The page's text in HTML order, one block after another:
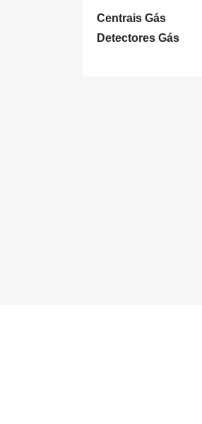
Centrais Gás
Detectores Gás